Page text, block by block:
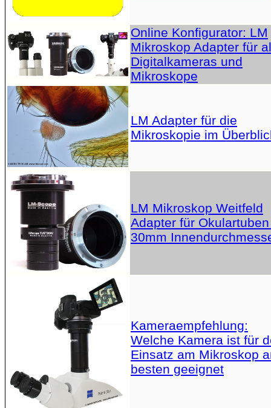
Online Konfigurator: LM
Mikroskop Adapter für
Digitalkameras und
Mikroskope
LM Adapter für die
Mikroskopie im
LM Mikroskop Weitfeld
Adapter für
30mm
Kameraempfehlung:
Welche Kamera ist für
Einsatz am Mikroskop
besten geeignet